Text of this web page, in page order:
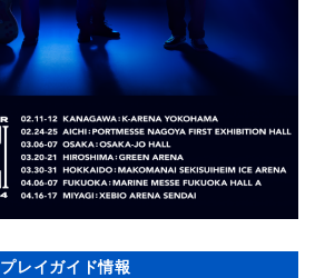
プレイガイド情報